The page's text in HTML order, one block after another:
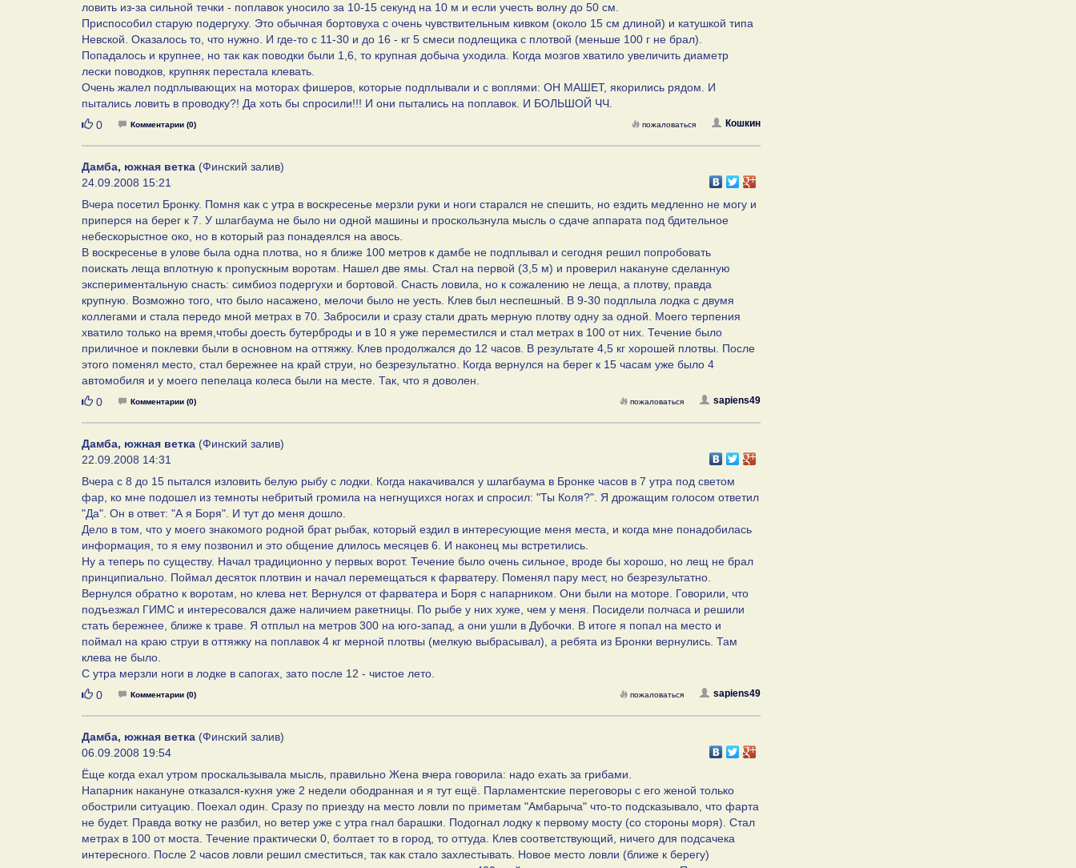
ловить из-за сильной течки - поплавок уносило за 10-15 секунд на 10 м и если учесть волну до 50 см.
Приспособил старую подергуху. Это обычная бортовуха с очень чувствительным кивком (около 15 см длиной) и катушкой типа
Невской. Оказалось то, что нужно. И где-то с 11-30 и до 16 - кг 5 смеси подлещика с плотвой (меньше 100 г не брал).
Попадалось и крупнее, но так как поводки были 1,6, то крупная добыча уходила. Когда мозгов хватило увеличить диаметр
лески поводков, крупняк перестала клевать.
Очень жалел подплывающих на моторах фишеров, которые подплывали и с воплями: ОН МАШЕТ, якорились рядом. И
пытались ловить в проводку?! Да хоть бы спросили!!! И они пытались на поплавок. И БОЛЬШОЙ ЧЧ.
Нравится
0 Комментарии (0) Кошкин
пожаловаться
Дамба, южная ветка (Финский залив)
24.09.2008 15:21
Вчера посетил Бронку. Помня как с утра в воскресенье мерзли руки и ноги старался не спешить, но ездить медленно не могу и
приперся на берег к 7. У шлагбаума не было ни одной машины и проскользнула мысль о сдаче аппарата под бдительное
небескорыстное око, но в который раз понадеялся на авось.
В воскресенье в улове была одна плотва, но я ближе 100 метров к дамбе не подплывал и сегодня решил попробовать
поискать леща вплотную к пропускным воротам. Нашел две ямы. Стал на первой (3,5 м) и проверил накануне сделанную
экспериментальную снасть: симбиоз подергухи и бортовой. Снасть ловила, но к сожалению не леща, а плотву, правда
крупную. Возможно того, что было насажено, мелочи было не уесть. Клев был неспешный. В 9-30 подплыла лодка с двумя
коллегами и стала передо мной метрах в 70. Забросили и сразу стали драть мерную плотву одну за одной. Моего терпения
хватило только на время,чтобы доесть бутерброды и в 10 я уже переместился и стал метрах в 100 от них. Течение было
приличное и поклевки были в основном на оттяжку. Клев продолжался до 12 часов. В результате 4,5 кг хорошей плотвы. После
этого поменял место, стал бережнее на край струи, но безрезультатно. Когда вернулся на берег к 15 часам уже было 4
автомобиля и у моего пепелаца колеса были на месте. Так, что я доволен.
Нравится
0 Комментарии (0) sapiens49
пожаловаться
Дамба, южная ветка (Финский залив)
22.09.2008 14:31
Вчера с 8 до 15 пытался изловить белую рыбу с лодки. Когда накачивался у шлагбаума в Бронке часов в 7 утра под светом
фар, ко мне подошел из темноты небритый громила на негнущихся ногах и спросил: "Ты Коля?". Я дрожащим голосом ответил
"Да". Он в ответ: "А я Боря". И тут до меня дошло.
Дело в том, что у моего знакомого родной брат рыбак, который ездил в интересующие меня места, и когда мне понадобилась
информация, то я ему позвонил и это общение длилось месяцев 6. И наконец мы встретились.
Ну а теперь по существу. Начал традиционно у первых ворот. Течение было очень сильное, вроде бы хорошо, но лещ не брал
принципиально. Поймал десяток плотвин и начал перемещаться к фарватеру. Поменял пару мест, но безрезультатно.
Вернулся обратно к воротам, но клева нет. Вернулся от фарватера и Боря с напарником. Они были на моторе. Говорили, что
подъезжал ГИМС и интересовался даже наличием ракетницы. По рыбе у них хуже, чем у меня. Посидели полчаса и решили
стать бережнее, ближе к траве. Я отплыл на метров 300 на юго-запад, а они ушли в Дубочки. В итоге я попал на место и
поймал на краю струи в оттяжку на поплавок 4 кг мерной плотвы (мелкую выбрасывал), а ребята из Бронки вернулись. Там
клева не было.
С утра мерзли ноги в лодке в сапогах, зато после 12 - чистое лето.
Нравится
0 Комментарии (0) sapiens49
пожаловаться
Дамба, южная ветка (Финский залив)
06.09.2008 19:54
Ёще когда ехал утром проскальзывала мысль, правильно Жена вчера говорила: надо ехать за грибами.
Напарник накануне отказался-кухня уже 2 недели ободранная и я тут ещё. Парламентские переговоры с его женой только
обострили ситуацию. Поехал один. Сразу по приезду на место ловли по приметам "Амбарыча" что-то подсказывало, что фарта
не будет. Правда вотку не разбил, но ветер уже с утра гнал барашки. Подогнал лодку к первому мосту (со стороны моря). Стал
метрах в 100 от моста. Течение практически 0, болтает то в город, то оттуда. Клев соответствующий, ничего для подсачека
интересного. После 2 часов ловли решил сместиться, так как стало захлестывать. Новое место ловли (ближе к берегу)